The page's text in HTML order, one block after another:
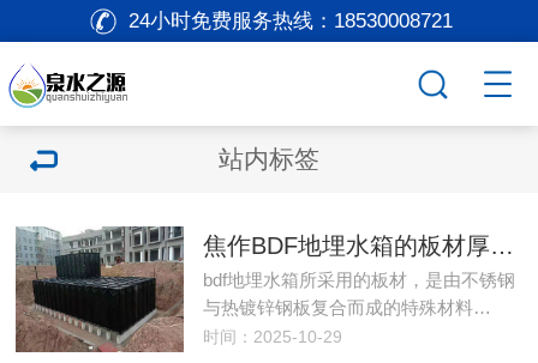
24小时免费服务热线： 18530008721
站内标签
焦作BDF地埋水箱的板材厚度有哪些标准？
bdf地埋水箱所采用的板材，是由不锈钢
与热镀锌钢板复合而成的特殊材料…
时间：2025-10-29